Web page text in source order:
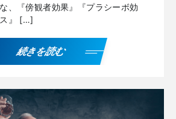
、『傍観者効果』『プラシーボ効
』 […]
続きを読む